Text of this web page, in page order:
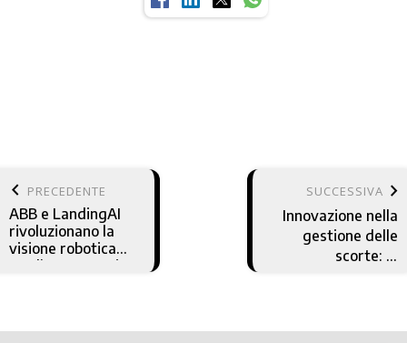
keyboard_arrow_left PRECEDENTE
ABB e LandingAI
rivoluzionano la
visione robotica
con l’IA generativa
SUCCESSIVA keyboard_arrow_right
Innovazione nella
gestione delle
scorte: le